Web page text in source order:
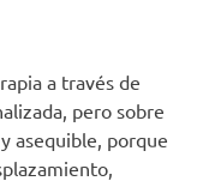
a través de
pero sobre
asequible, porque